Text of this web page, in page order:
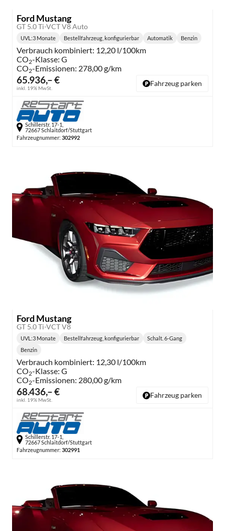
Ford Mustang
GT 5.0 Ti-VCT V8 Auto
65.936,– €
inkl. 19% MwSt.
Lieferzeit:
UVL :3 Monate Bestellfahrzeug, konfigurierbar
Getriebe:
Automatik
Kraftstoff:
Benzin
Verbrauch kombiniert: 12,20 l/100km
CO2-Klasse: G
CO2-Emissionen: 278,00 g/km
Fahrzeug parken
Schillerstr. 17-1,
72667 Schlaitdorf/Stuttgart
Fahrzeugnummer: 302992
Ford Mustang
GT 5.0 Ti-VCT V8
68.436,– €
inkl. 19% MwSt.
UVL :3 Monate Bestellfahrzeug, konfigurierbar
Getriebe:
Schalt. 6-Gang
Benzin
Verbrauch kombiniert: 12,30 l/100km
CO2-Klasse: G
CO2-Emissionen: 280,00 g/km
Fahrzeug parken
Schillerstr. 17-1,
72667 Schlaitdorf/Stuttgart
Fahrzeugnummer: 302991